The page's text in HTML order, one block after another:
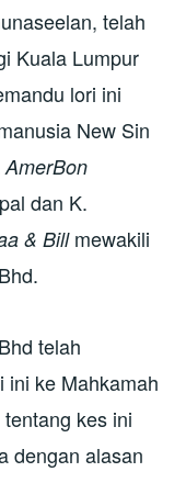
telah
Kuala Lumpur
lori ini
New Sin
AmerBon
dan K.
& Billmewakili
telah
ini ke Mahkamah
kes ini
dengan alasan